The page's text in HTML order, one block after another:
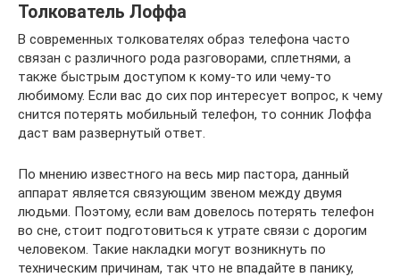
Толкователь Лоффа
В современных толкователях образ телефона часто
связан с различного рода разговорами, сплетнями, а
также быстрым доступом к кому-то или чему-то
любимому. Если вас до сих пор интересует вопрос, к чему
снится потерять мобильный телефон, то сонник Лоффа
даст вам развернутый ответ.
По мнению известного на весь мир пастора, данный
аппарат является связующим звеном между двумя
людьми. Поэтому, если вам довелось потерять телефон
во сне, стоит подготовиться к утрате связи с дорогим
человеком. Такие накладки могут возникнуть по
техническим причинам, так что не впадайте в панику,